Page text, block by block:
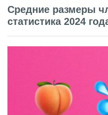
Средние размеры
статистика 2024